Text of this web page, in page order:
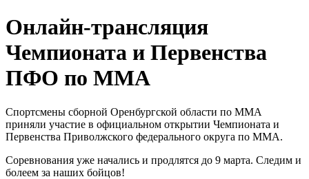
Онлайн-трансляция
Чемпионата и Первенства
ПФО по ММА
Спортсмены сборной Оренбургской области по ММА
приняли участие в официальном открытии Чемпионата и
Первенства Приволжского федерального округа по ММА.
Соревнования уже начались и продлятся до 9 марта. Следим и
болеем за наших бойцов!